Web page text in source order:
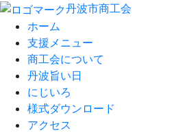
丹波市商工会
ホーム
支援メニュー
商工会について
丹波旨い日
にじいろ
様式ダウンロード
アクセス